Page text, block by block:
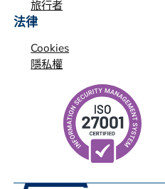
旅行者
法律
Cookies
隱私權